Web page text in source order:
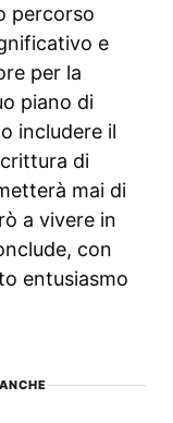
percorso
e
per la
piano di
includere il
di
mai di
a vivere in
con
entusiasmo